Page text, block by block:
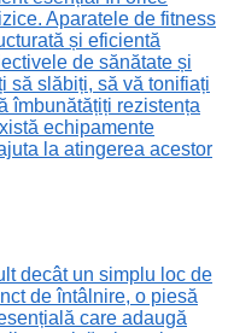
Aparatele de fitness
și eficientă
de sănătate și
să slăbiți, să vă tonifiați
îmbunătățiți rezistența
echipamente
la atingerea acestor
decât un simplu loc de
de întâlnire, o piesă
care adaugă